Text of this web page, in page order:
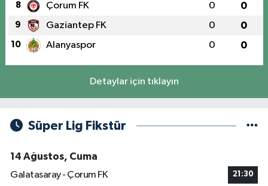
8 Çorum FK 0 0
9 Gaziantep FK 0 0
10 Alanyaspor 0 0
Detaylar için tıklayın
Süper Lig Fikstür
14 Ağustos, Cuma
Galatasaray - Çorum FK
21:30